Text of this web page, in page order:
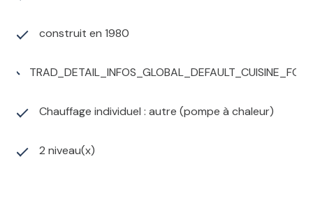
construit en 1980
Chauffage individuel : autre (pompe à chaleur)
2 niveau(x)